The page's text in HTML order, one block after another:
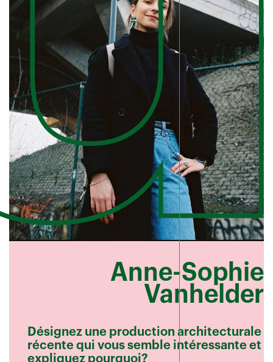
Anne-Sophie
Vanhelder
Désignez une production architecturale
récente qui vous semble intéressante et
expliquez pourquoi?